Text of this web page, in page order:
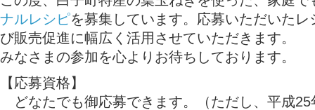
ナルレシピを募集しています。応募いただいた
び販売促進に幅広く活用させていただきます。
みなさまの参加を心よりお待ちしております。
【応募資格】
どなたでも御応募できます。（ただし、平成25